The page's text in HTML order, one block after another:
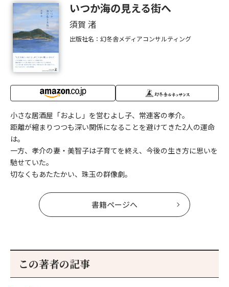
いつか海の見える街へ
須賀 渚
出版社名：幻冬舎メディアコンサルティング
小さな居酒屋「およし」を営むよし子、常連客の孝介。
距離が縮まりつつも深い関係になることを避けてきた2人の運命
は。
一方、孝介の妻・美智子は子育てを終え、今後の生き方に思いを
馳せていた。
切なくもあたたかい、珠玉の群像劇。
書籍ページへ
この著者の記事